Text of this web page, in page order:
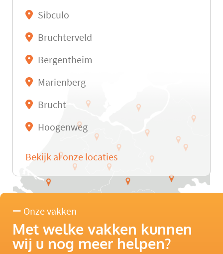
Sibculo
Bruchterveld
Bergentheim
Marienberg
Brucht
Hoogenweg
Bekijk al onze locaties
Onze vakken
Met welke vakken kunnen
wij u nog meer helpen?